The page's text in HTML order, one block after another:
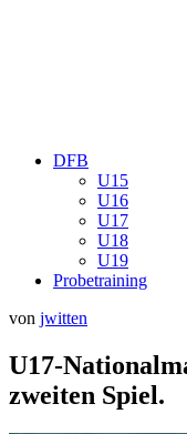
DFB
U15
U16
U17
U18
U19
Probetraining
Veröffentlicht
von jwitten
U17-
zweiten Spiel.